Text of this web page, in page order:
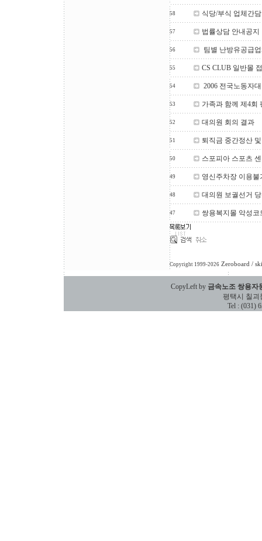
58 식당/부식 업체간
57 법률상담 안내공지
56 팀별 난방유공급
55 CS CLUB 일반몰
54 2006 전국노동자
53 가족과 함께 제4회
52 대의원 회의 결과
51 퇴직금 중간정산
50 스포피아 스포츠
49 영신주차장 이용불
48 대의원 보궐선거
47 쌍용복지몰 악성코
Copyright 1999-2026 Zeroboard /
CopyLeft by 금속노조 쌍용자
평택시 칠괴동
Tel : (031)